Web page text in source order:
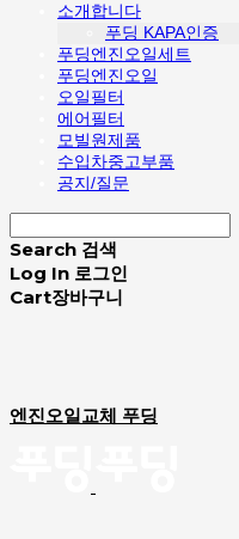
소개합니다
푸딩 KAPA인증
푸딩엔진오일세트
푸딩엔진오일
오일필터
에어필터
모빌원제품
수입차중고부품
공지/질문
Search 검색
Log In 로그인
Cart장바구니
엔진오일교체 푸딩